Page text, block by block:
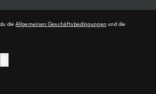
die Allgemeinen Geschäftsbedingungen und die